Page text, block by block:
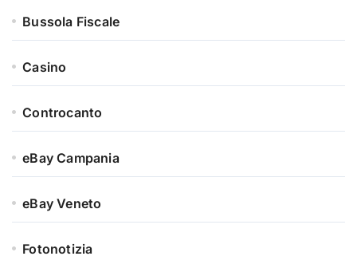
Bussola Fiscale
Casino
Controcanto
eBay Campania
eBay Veneto
Fotonotizia